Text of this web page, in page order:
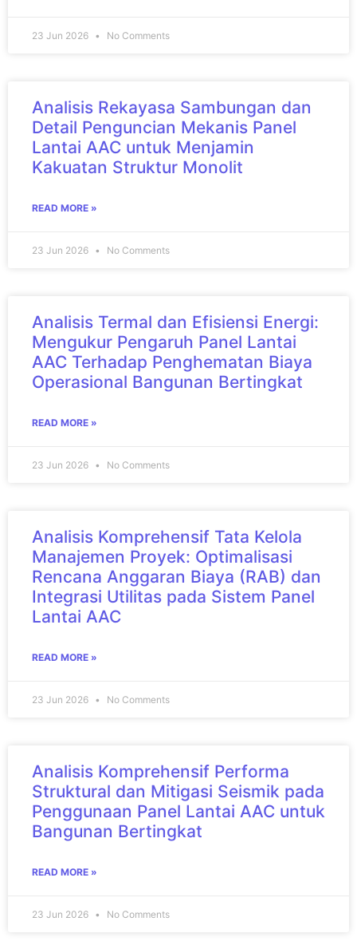
23 Jun 2026 No Comments
Analisis Rekayasa Sambungan dan
Detail Penguncian Mekanis Panel
Lantai AAC untuk Menjamin
Kakuatan Struktur Monolit
READ MORE »
23 Jun 2026 No Comments
Analisis Termal dan Efisiensi Energi:
Mengukur Pengaruh Panel Lantai
AAC Terhadap Penghematan Biaya
Operasional Bangunan Bertingkat
READ MORE »
23 Jun 2026 No Comments
Analisis Komprehensif Tata Kelola
Manajemen Proyek: Optimalisasi
Rencana Anggaran Biaya (RAB) dan
Integrasi Utilitas pada Sistem Panel
Lantai AAC
READ MORE »
23 Jun 2026 No Comments
Analisis Komprehensif Performa
Struktural dan Mitigasi Seismik pada
Penggunaan Panel Lantai AAC untuk
Bangunan Bertingkat
READ MORE »
23 Jun 2026 No Comments